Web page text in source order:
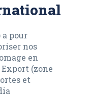
pour
nos
en
(zone
et